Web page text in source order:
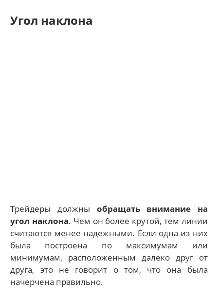
Угол наклона
Трейдеры должны обращать внимание на
угол наклона. Чем он более крутой, тем линии
считаются менее надежными. Если одна из них
была построена по максимумам или
минимумам, расположенным далеко друг от
друга, это не говорит о том, что она была
начерчена правильно.